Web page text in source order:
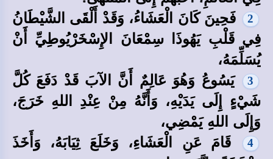
2
فَحِينَ كَانَ الْعَشَاءُ، وَقَدْ أَلْقَى الشَّيْطَانُ
فِي قَلْبِ يَهُوذَا سِمْعَانَ الإِسْخَرْيُوطِيِّ أَنْ
يُسَلِّمَهُ،
3
يَسُوعُ وَهُوَ عَالِمٌ أَنَّ الآبَ قَدْ دَفَعَ كُلَّ
شَيْءٍ إِلَى يَدَيْهِ، وَأَنَّهُ مِنْ عِنْدِ اللهِ خَرَجَ،
وَإِلَى اللهِ يَمْضِي،
4
قَامَ عَنِ الْعَشَاءِ، وَخَلَعَ ثِيَابَهُ، وَأَخَذَ